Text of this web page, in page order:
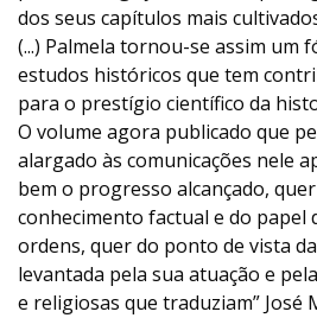
dos seus capítulos mais
(...) Palmela tornou-se assim um
estudos históricos que tem
para o prestígio científico da
O volume agora publicado que
alargado às comunicações nele
bem o progresso alcançado,
conhecimento factual e do papel
ordens, quer do ponto de vista
levantada pela sua atuação e
e religiosas que traduziam” José